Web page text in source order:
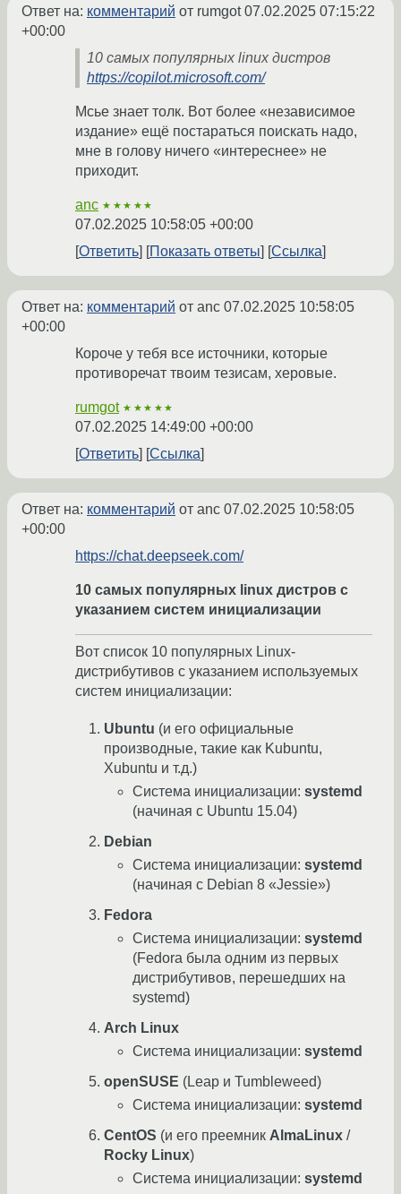
Ответ на: комментарий от rumgot07.02.2025 07:15:22
+00:00
10 самых популярных linux дистров
https://copilot.microsoft.com/
Мсье знает толк. Вот более «независимое
издание» ещё постараться поискать надо,
мне в голову ничего «интереснее» не
приходит.
anc ★★★★★
07.02.2025 10:58:05 +00:00
Ответить
Показать ответы Ссылка
Ответ на: комментарий от anc 07.02.2025 10:58:05
+00:00
Короче у тебя все источники, которые
противоречат твоим тезисам, херовые.
rumgot ★★★★★
07.02.2025 14:49:00 +00:00
Ответить
Ссылка
Ответ на: комментарий от anc 07.02.2025 10:58:05
+00:00
https://chat.deepseek.com/
10 самых популярных linux дистров с
указанием систем инициализации
Вот список 10 популярных Linux-
дистрибутивов с указанием используемых
систем инициализации:
Ubuntu (и его официальные
производные, такие как Kubuntu,
Xubuntu и т.д.)
Система инициализации: systemd
(начиная с Ubuntu 15.04)
Debian
Система инициализации: systemd
(начиная с Debian 8 «Jessie»)
Fedora
Система инициализации: systemd
(Fedora была одним из первых
дистрибутивов, перешедших на
systemd)
Arch Linux
Система инициализации: systemd
openSUSE (Leap и Tumbleweed)
Система инициализации: systemd
CentOS (и его преемник AlmaLinux /
Rocky Linux)
Система инициализации: systemd